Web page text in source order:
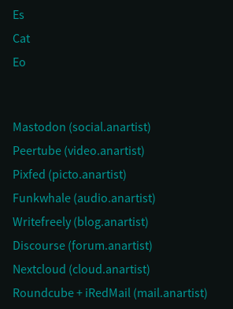
Es
Cat
Eo
Mastodon (social.anartist)
Peertube (video.anartist)
Pixfed (picto.anartist)
Funkwhale (audio.anartist)
Writefreely (blog.anartist)
Discourse (forum.anartist)
Nextcloud (cloud.anartist)
Roundcube + iRedMail (mail.anartist)